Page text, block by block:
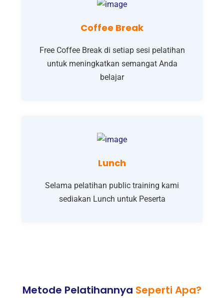
Coffee Break
Free Coffee Break di setiap sesi pelatihan
untuk meningkatkan semangat Anda
belajar
Lunch
Selama pelatihan public training kami
sediakan Lunch untuk Peserta
Metode Pelatihannya Seperti Apa?